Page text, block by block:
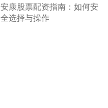
​安康股票配资指南：如何安
全选择与操作